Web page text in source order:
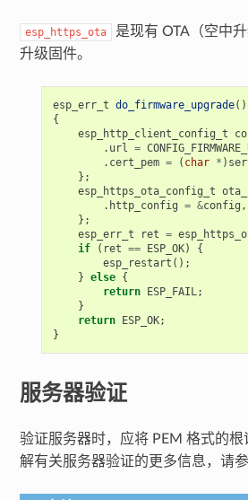
esp_https_ota
是现有 OTA（空中
升级固件。
esp_err_t do_firmware_upgrade()
{
esp_http_client_config_t
. url =
. cert_pem = ( char * )
};
esp_https_ota_config_t
. http_config = &config ,
};
esp_err_t
ret =
if
( ret == ESP_OK)
{
esp_restart ();
} else {
return ESP_FAIL;
}
return ESP_OK;
}
服务器验证
验证服务器时，应将 PEM 格式的根
解有关服务器验证的更多信息，请